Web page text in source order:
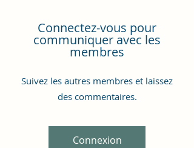
Connectez-vous pour
communiquer avec les
membres
Suivez les autres membres et laissez
des commentaires.
Connexion